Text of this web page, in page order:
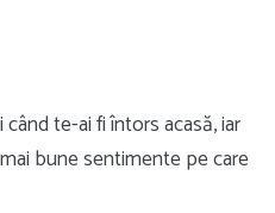
te-ai fi întors acasă, iar
bune sentimente pe care